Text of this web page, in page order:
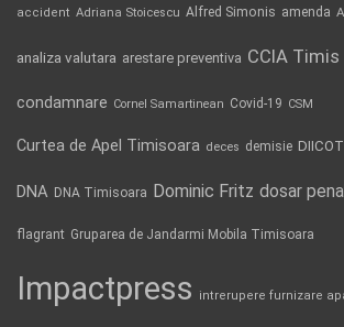
accident Adriana Stoicescu Alfred Simonis amenda
analiza valutara arestare preventiva CCIA Timis
condamnare Cornel Samartinean Covid-19 CSM
Curtea de Apel Timisoara deces demisie DIICOT
DNA DNA Timisoara Dominic Fritz dosar penal
flagrant Gruparea de Jandarmi Mobila Timisoara
Impactpress intrerupere furnizare